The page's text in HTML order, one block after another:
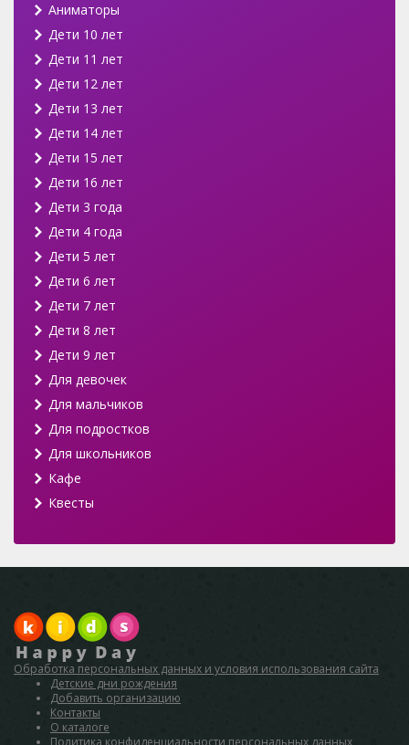
Аниматоры
Дети 10 лет
Дети 11 лет
Дети 12 лет
Дети 13 лет
Дети 14 лет
Дети 15 лет
Дети 16 лет
Дети 3 года
Дети 4 года
Дети 5 лет
Дети 6 лет
Дети 7 лет
Дети 8 лет
Дети 9 лет
Для девочек
Для мальчиков
Для подростков
Для школьников
Кафе
Квесты
Обработка персональных данных и условия использования сайта
Детские дни рождения
Добавить организацию
Контакты
О каталоге
Политика конфиденциальности персональных данных